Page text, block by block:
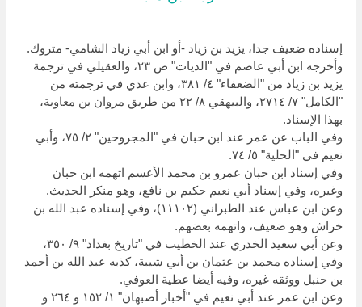
إسناده ضعيف جدا، يزيد بن زياد -أو ابن أبي زياد الشامي- متروك.
وأخرجه ابن أبي عاصم في "الديات" ص ٢٣، والعقيلي في ترجمة
يزيد بن زياد من "الضعفاء" ٤/ ٣٨١، وابن عدي في ترجمته من
"الكامل" ٧/ ٢٧١٤، والبيهقي ٨/ ٢٢ من طريق مروان بن معاوية،
بهذا الإسناد.
وفي الباب عن عمر عند ابن حبان في "المجروحين" ٢/ ٧٥، وأبي
نعيم في "الحلية" ٥/ ٧٤.
وفي إسناد ابن حبان عمرو بن محمد الأعسم اتهمه ابن حبان
وغيره، وفي إسناد أبي نعيم حكيم بن نافع، وهو منكر الحديث.
وعن ابن عباس عند الطبراني (١١١٠٢)، وفي إسناده عبد الله بن
خراش وهو ضعيف، واتهمه بعضهم.
وعن أبي سعيد الخدري عند الخطيب في "تاريخ بغداد" ٩/ ٣٥٠،
وفي إسناده محمد بن عثمان بن أبي شيبة، كذبه عبد الله بن أحمد
بن حنبل ووثقه غيره، وفيه أيضا عطية العوفي.
وعن ابن عمر عند أبي نعيم في "أخبار أصبهان" ١/ ١٥٢ و ٢٦٤ و